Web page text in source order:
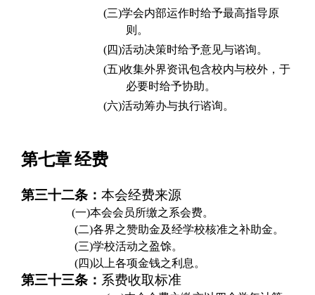
(三)学会内部运作时给予最高指导原
则。
(四)活动决策时给予意见与谘询。
(五)收集外界资讯包含校内与校外，于
必要时给予协助。
(六)活动筹办与执行谘询。
第七章经费
第三十二条： 本会经费来源
(一)本会会员所缴之系会费。
(二)各界之赞助金及经学校核准之补助金。
(三)学校活动之盈馀。
(四)以上各项金钱之利息。
第三十三条： 系费收取标准